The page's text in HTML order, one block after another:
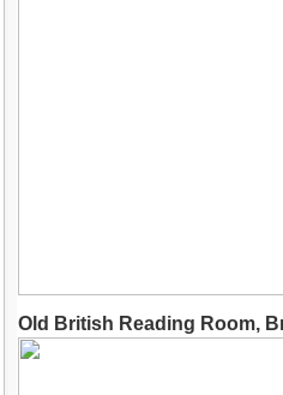
Old British Reading Room,